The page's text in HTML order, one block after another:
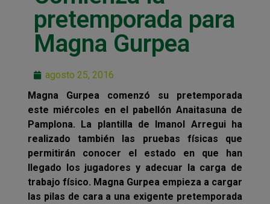
pretemporada para
Magna Gurpea
agosto 25, 2016
Magna Gurpea comenzó su pretemporada
este miércoles en el pabellón Anaitasuna de
Pamplona. La plantilla de Imanol Arregui ha
realizado también las pruebas físicas que
permitirán conocer el estado en que han
llegado los jugadores y adecuar la carga de
trabajo físico. Magna Gurpea empieza a cargar
las pilas de cara a una exigente pretemporada